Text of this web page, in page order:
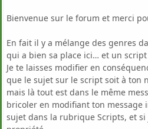
Bienvenue sur le forum et merci
En fait il y a mélange des genres
qui a bien sa place ici… et un
Je te laisses modifier en
que le sujet sur le script soit à ton
mais là tout est dans le même
bricoler en modifiant ton
sujet dans la rubrique Scripts, et